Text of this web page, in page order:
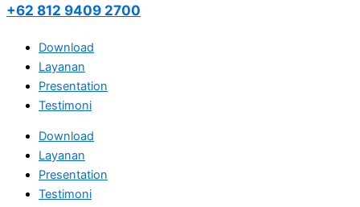
+62 812 9409 2700
Download
Layanan
Presentation
Testimoni
Download
Layanan
Presentation
Testimoni